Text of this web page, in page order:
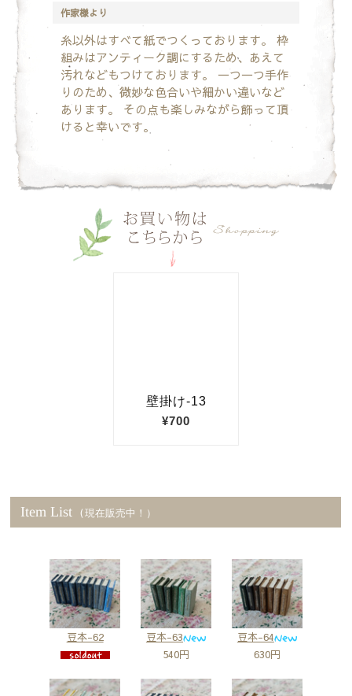
作家様より
糸以外はすべて紙でつくっております。
枠
組みはアンティーク調にするため、あえて
汚れなどもつけております。
一つ一つ手作
りのため、微妙な色合いや細かい違いなど
あります。
その点も楽しみながら飾って頂
けると幸いです。
Item List (現在販売中！）
豆本-62
豆本-63
540円
豆本-64
630円